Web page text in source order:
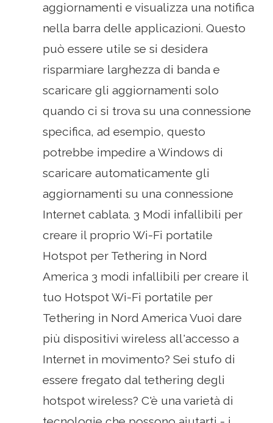
aggiornamenti e visualizza una notifica
nella barra delle applicazioni. Questo
può essere utile se si desidera
risparmiare larghezza di banda e
scaricare gli aggiornamenti solo
quando ci si trova su una connessione
specifica, ad esempio, questo
potrebbe impedire a Windows di
scaricare automaticamente gli
aggiornamenti su una connessione
Internet cablata. 3 Modi infallibili per
creare il proprio Wi-Fi portatile
Hotspot per Tethering in Nord
America 3 modi infallibili per creare il
tuo Hotspot Wi-Fi portatile per
Tethering in Nord America Vuoi dare
più dispositivi wireless all'accesso a
Internet in movimento? Sei stufo di
essere fregato dal tethering degli
hotspot wireless? C'è una varietà di